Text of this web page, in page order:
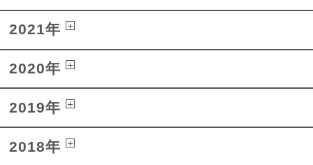
2021年
2020年
2019年
2018年